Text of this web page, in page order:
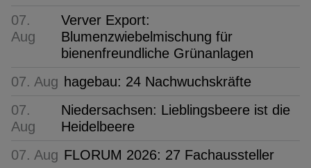
07.
Aug
Verver Export:
Blumenzwiebelmischung für
bienenfreundliche Grünanlagen
07. Aug hagebau: 24 Nachwuchskräfte
07.
Aug
Niedersachsen: Lieblingsbeere ist die
Heidelbeere
07. Aug FLORUM 2026: 27 Fachaussteller